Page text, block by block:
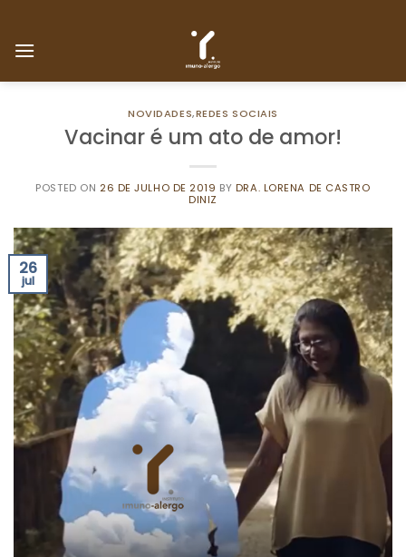
content
NOVIDADES,REDES SOCIAIS
Vacinar é um ato de amor!
POSTED ON 26 DE JULHO DE 2019 BY DRA. LORENA DE CASTRO
DINIZ
26
jul